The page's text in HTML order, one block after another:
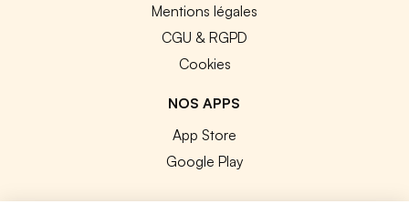
Mentions légales
CGU & RGPD
Cookies
NOS APPS
App Store
Google Play